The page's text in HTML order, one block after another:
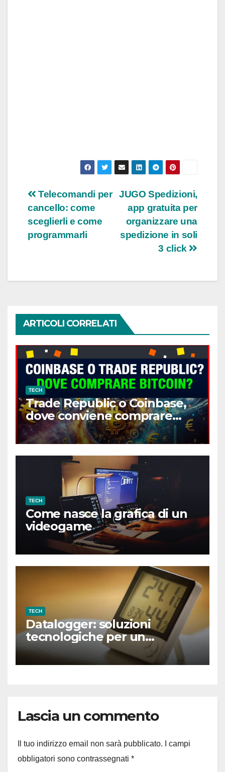
Navigazione
articoli
JUGO Spedizioni,
app gratuita per
organizzare una
spedizione in soli
3 click
Telecomandi per
cancello: come
sceglierli e come
programmarli
ARTICOLI CORRELATI
TECH
Trade Republic o Coinbase,
dove conviene comprare
Bitcoin?
TECH
Come nasce la grafica di un
videogame
TECH
Datalogger: soluzioni
tecnologiche per un
monitoraggio smart
Lascia un commento
Il tuo indirizzo email non sarà pubblicato.
I campi
obbligatori sono contrassegnati *